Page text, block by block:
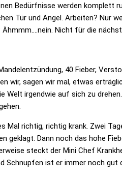
Bedürfnisse werden komplett
Tür und Angel. Arbeiten? Nur
Nicht für die
40 Fieber,
wir, sagen wir mal, etwas
Welt irgendwie auf sich zu
Mal richtig, richtig krank. Zwei
geklagt. Dann noch das hohe
steckt der Mini Chef
Schnupfen ist er immer noch gut